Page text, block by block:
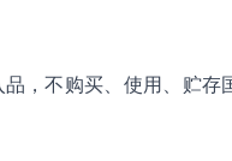
，不购买、使用、贮存